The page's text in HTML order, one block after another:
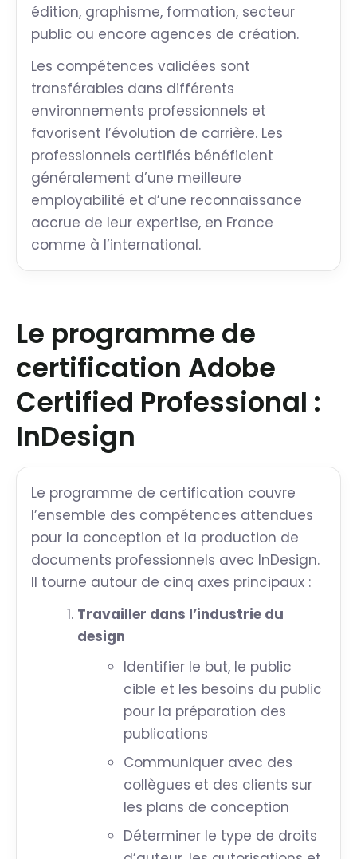
édition, graphisme, formation, secteur
public ou encore agences de création.
Les compétences validées sont
transférables dans différents
environnements professionnels et
favorisent l’évolution de carrière. Les
professionnels certifiés bénéficient
généralement d’une meilleure
employabilité et d’une reconnaissance
accrue de leur expertise, en France
comme à l’international.
Le programme de
certification Adobe
Certified Professional :
InDesign
Le programme de certification couvre
l’ensemble des compétences attendues
pour la conception et la production de
documents professionnels avec InDesign.
Il tourne autour de cinq axes principaux :
Travailler dans l’industrie du
design
Identifier le but, le public
cible et les besoins du public
pour la préparation des
publications
Communiquer avec des
collègues et des clients sur
les plans de conception
Déterminer le type de droits